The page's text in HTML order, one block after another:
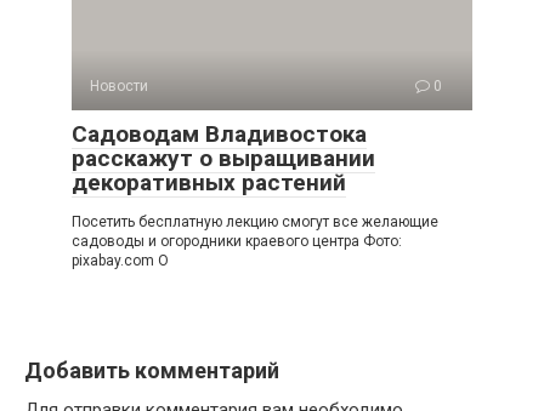
Новости 0
Садоводам Владивостока
расскажут о выращивании
декоративных растений
Посетить бесплатную лекцию смогут все желающие
садоводы и огородники краевого центра Фото:
pixabay.com О
Добавить комментарий